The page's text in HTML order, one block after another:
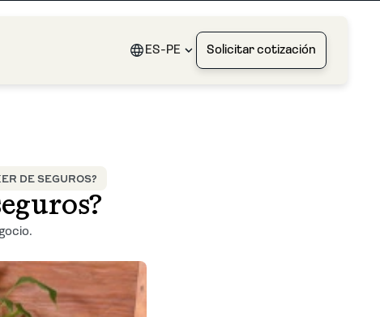
ES-PE Solicitar cotización
DE SEGUROS?